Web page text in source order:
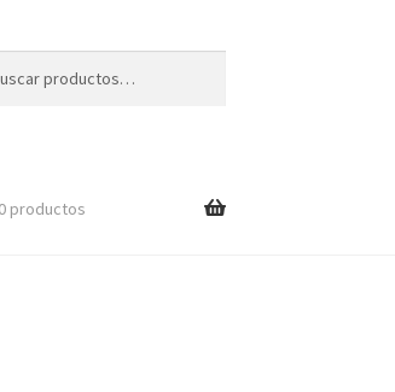
0 productos